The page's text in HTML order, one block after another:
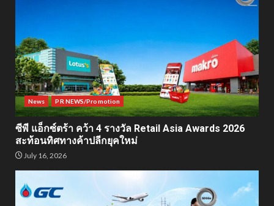
News PR NEWS/Promotion
ซีพี แอ็กซ์ตร้า คว้า 4 รางวัล Retail Asia Awards 2026
สะท้อนทิศทางค้าปลีกยุคใหม่
July 16, 2026